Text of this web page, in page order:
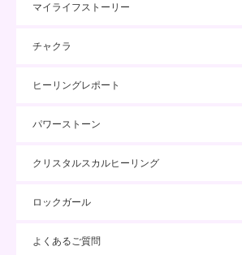
マイライフストーリー
チャクラ
ヒーリングレポート
パワーストーン
クリスタルスカルヒーリング
ロックガール
よくあるご質問